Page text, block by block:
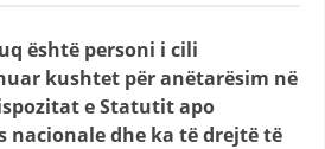
është personi i cili
kushtet për anëtarësim në
e Statutit apo
nacionale dhe ka të drejtë të